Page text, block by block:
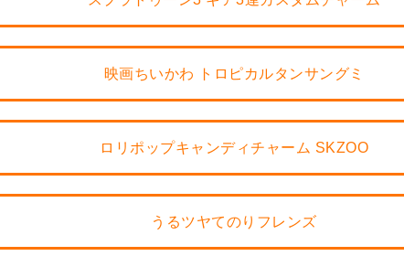
映画ちいかわ トロピカルタンサングミ
ロリポップキャンディチャーム SKZOO
うるツヤてのりフレンズ